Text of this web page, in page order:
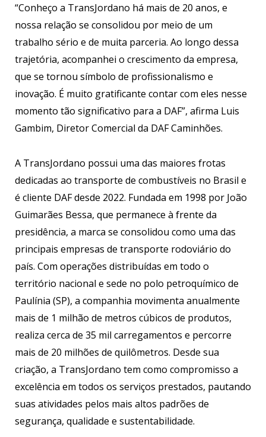
“Conheço a TransJordano há mais de 20 anos, e
nossa relação se consolidou por meio de um
trabalho sério e de muita parceria. Ao longo dessa
trajetória, acompanhei o crescimento da empresa,
que se tornou símbolo de profissionalismo e
inovação. É muito gratificante contar com eles nesse
momento tão significativo para a DAF”, afirma Luis
Gambim, Diretor Comercial da DAF Caminhões.
A TransJordano possui uma das maiores frotas
dedicadas ao transporte de combustíveis no Brasil e
é cliente DAF desde 2022. Fundada em 1998 por João
Guimarães Bessa, que permanece à frente da
presidência, a marca se consolidou como uma das
principais empresas de transporte rodoviário do
país. Com operações distribuídas em todo o
território nacional e sede no polo petroquímico de
Paulínia (SP), a companhia movimenta anualmente
mais de 1 milhão de metros cúbicos de produtos,
realiza cerca de 35 mil carregamentos e percorre
mais de 20 milhões de quilômetros. Desde sua
criação, a TransJordano tem como compromisso a
excelência em todos os serviços prestados, pautando
suas atividades pelos mais altos padrões de
segurança, qualidade e sustentabilidade.